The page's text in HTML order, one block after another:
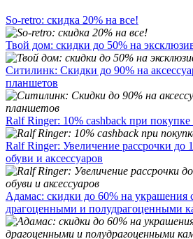
So-retro: скидка 20% на все!
Твой дом: скидки до 50% на
Ситилинк: Скидки до 90% на
планшетов
Ralf Ringer: 10% cashback при
Ralf Ringer: Увеличение рассрочки до
обуви и аксессуаров
Адамас: скидки до 60% на украшения
драгоценными и полудрагоценными